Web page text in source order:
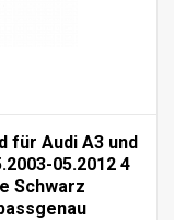
für Audi A3 und
05.2012 4
Schwarz